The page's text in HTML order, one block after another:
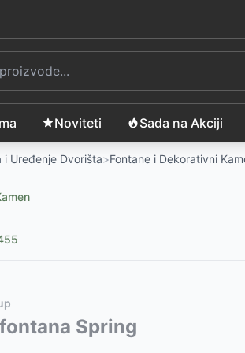
Noviteti Sada na Akciji
i Uređenje Dvorišta>Fontane i Dekorativni
RSD
Spring